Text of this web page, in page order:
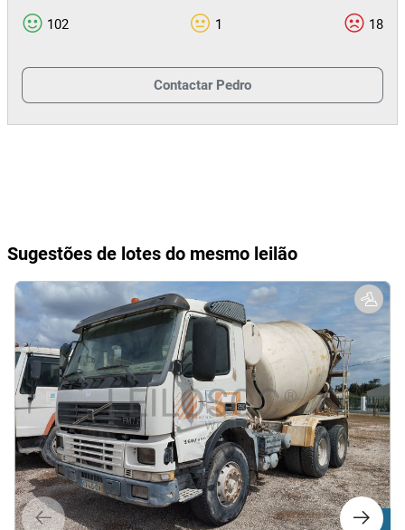
102 1 18
Contactar Pedro
Sugestões de lotes do mesmo leilão
Lote 1